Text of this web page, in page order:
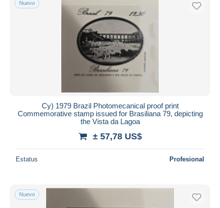
Nuevo
Cy) 1979 Brazil Photomecanical proof print
Commemorative stamp issued for Brasiliana 79, depicting
the Vista da Lagoa
± 57,78 US$
Estatus Profesional
Nuevo